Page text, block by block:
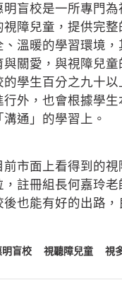
明盲校是一所專門
視障兒童，提供完整
、溫暖的學習環境
與關愛，與視障兒
的學生百分之九十
行外，也會根據學
溝通」的學習上。
前市面上看得到的
，註冊組長何嘉玲
後也能有好的出路
明盲校 視聽障兒童 視